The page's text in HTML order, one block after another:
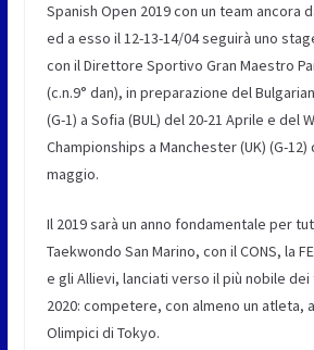
Spanish Open 2019 con un team ancora
ed a esso il 12-13-14/04 seguirà uno
con il Direttore Sportivo Gran Maestro
(c.n.9° dan), in preparazione del
(G-1) a Sofia (BUL) del 20-21 Aprile e del
Championships a Manchester (UK) (G-12)
maggio.
Il 2019 sarà un anno fondamentale per
Taekwondo San Marino, con il CONS, la
e gli Allievi, lanciati verso il più nobile
2020: competere, con almeno un atleta,
Olimpici di Tokyo.